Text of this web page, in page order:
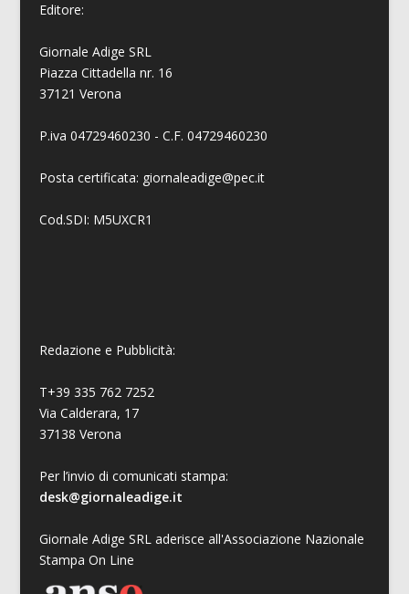
Editore:
Giornale Adige SRL
Piazza Cittadella nr. 16
37121 Verona
P.iva 04729460230 - C.F. 04729460230
Posta certificata: giornaleadige@pec.it
Cod.SDI: M5UXCR1
Redazione e Pubblicità:
T+39 335 762 7252
Via Calderara, 17
37138 Verona
Per l’invio di comunicati stampa:
desk@giornaleadige.it
Giornale Adige SRL aderisce all'Associazione Nazionale
Stampa On Line